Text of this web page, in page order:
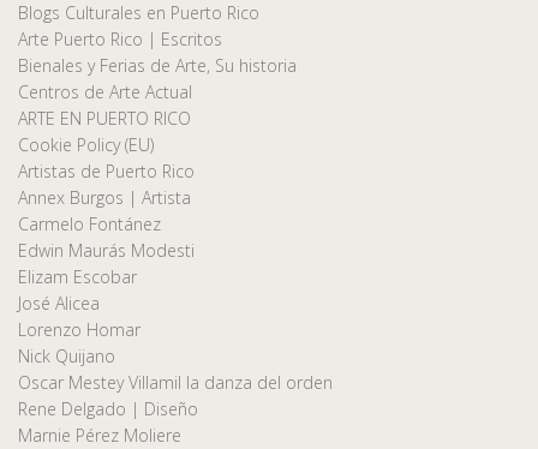
Blogs Culturales en Puerto Rico
Arte Puerto Rico | Escritos
Bienales y Ferias de Arte, Su historia
Centros de Arte Actual
ARTE EN PUERTO RICO
Cookie Policy (EU)
Artistas de Puerto Rico
Annex Burgos | Artista
Carmelo Fontánez
Edwin Maurás Modesti
Elizam Escobar
José Alicea
Lorenzo Homar
Nick Quijano
Oscar Mestey Villamil la danza del orden
Rene Delgado | Diseño
Marnie Pérez Moliere